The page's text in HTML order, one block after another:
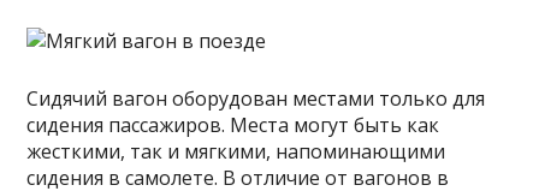
Сидячий вагон оборудован местами только для
сидения пассажиров. Места могут быть как
жесткими, так и мягкими, напоминающими
сидения в самолете. В отличие от вагонов в